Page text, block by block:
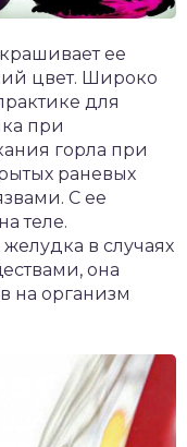
ее
цвет. Широко
для
при
горла при
раневых
С ее
теле.
в случаях
она
на организм